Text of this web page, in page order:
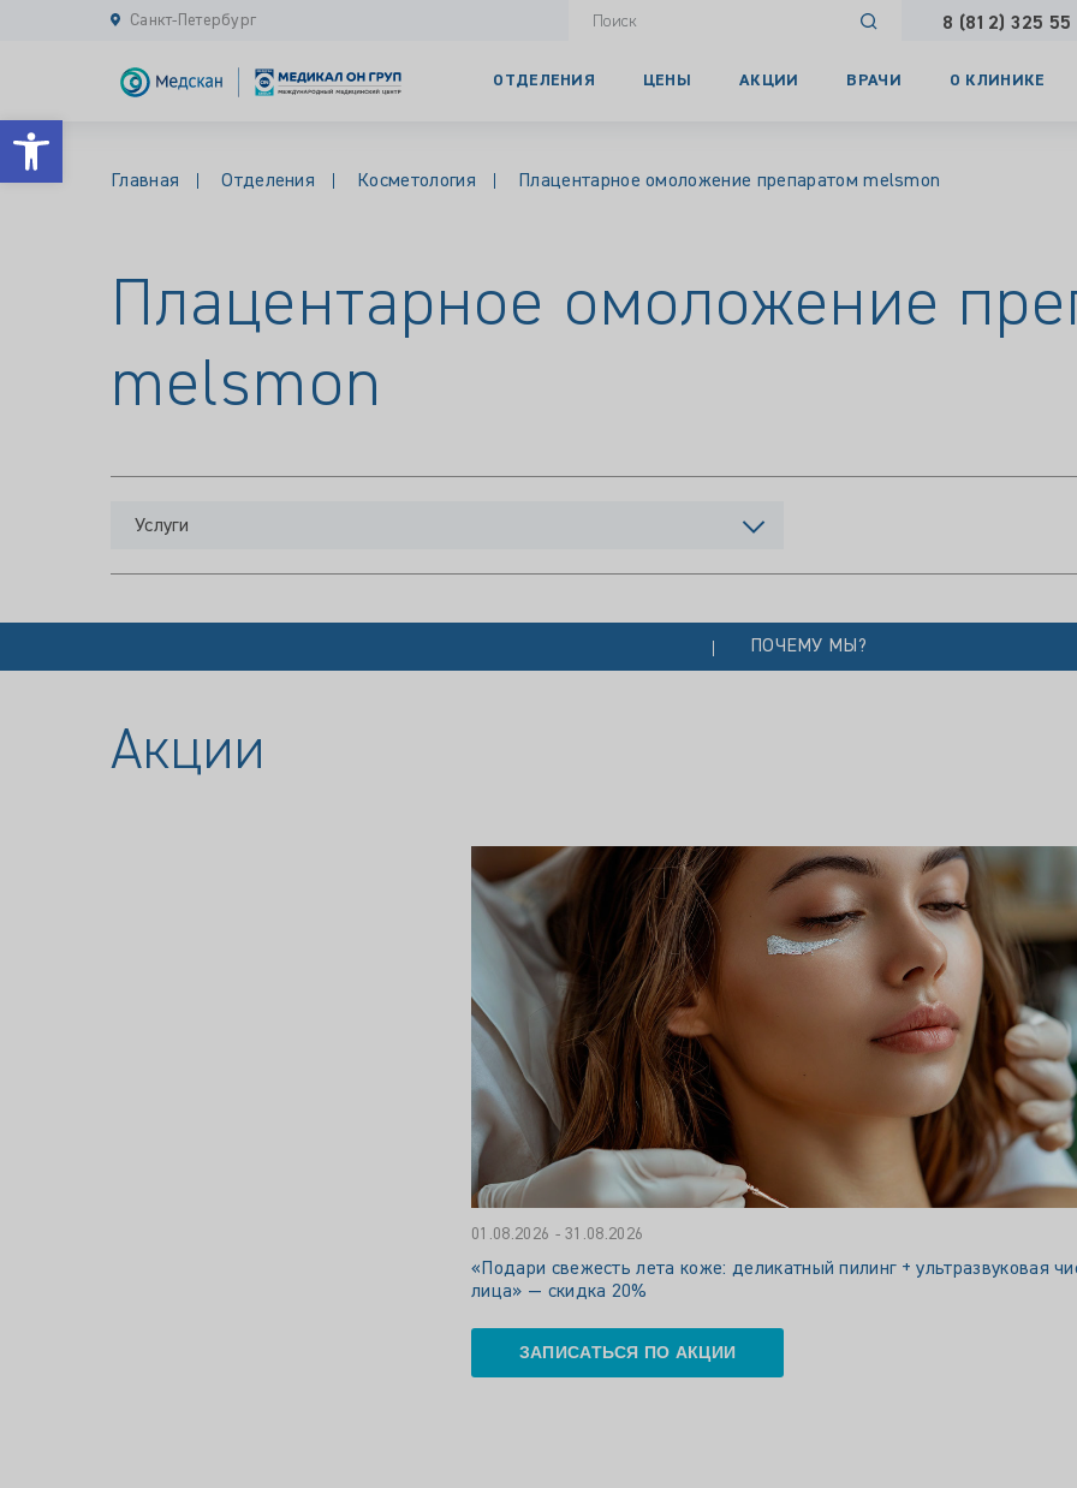
Открыть панель инструментов
Санкт-Петербург 8 (812) 325 55
ОТДЕЛЕНИЯ ЦЕНЫ АКЦИИ ВРАЧИ О КЛИНИКЕ
Главная Отделения Косметология Плацентарное омоложение препаратом melsmon
Плацентарное омоложение
melsmon
Услуги
ПОЧЕМУ МЫ?
Акции
01.08.2026 - 31.08.2026
«Подари свежесть лета коже: деликатный пилинг + ультразвуковая
лица» — скидка 20%
ЗАПИСАТЬСЯ ПО АКЦИИ